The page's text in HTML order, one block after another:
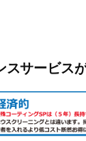
スサービス